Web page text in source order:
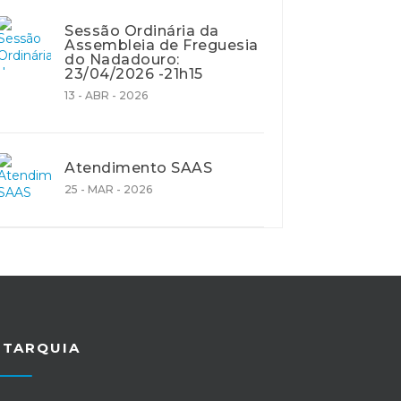
Sessão Ordinária da
Assembleia de Freguesia
do Nadadouro:
23/04/2026 -21h15
13 - ABR - 2026
Atendimento SAAS
25 - MAR - 2026